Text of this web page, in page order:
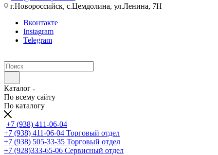
г.Новороссийск, с.Цемдолина, ул.Ленина, 7Н
Вконтакте
Instagram
Telegram
Каталог
По всему сайту
По каталогу
+7 (938) 411-06-04
+7 (938) 411-06-04 Торговый отдел
+7 (938) 505-33-35 Торговый отдел
+7 (928)333-65-06 Сервисный отдел